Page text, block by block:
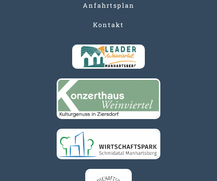
Anfahrtsplan
Kontakt